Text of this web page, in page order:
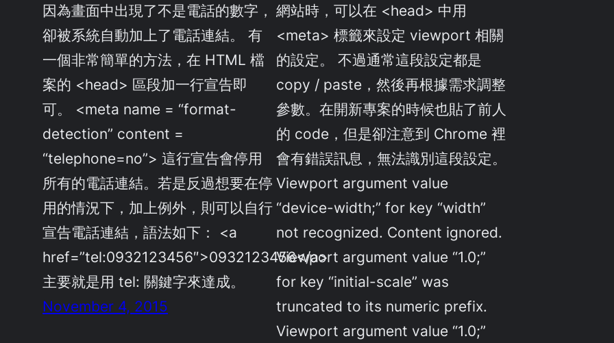
因為畫面中出現了不是電話的數字，
卻被系統自動加上了電話連結。 有
一個非常簡單的方法，在 HTML 檔
案的 <head> 區段加一行宣告即
可。 <meta name = “format-
detection” content =
“telephone=no”> 這行宣告會停用
所有的電話連結。若是反過想要在停
用的情況下，加上例外，則可以自行
宣告電話連結，語法如下： <a
href=”tel:0932123456″>0932123456</a>
主要就是用 tel: 關鍵字來達成。
November 4, 2015
網站時，可以在 <head> 中用
<meta> 標籤來設定 viewport 相關
的設定。 不過通常這段設定都是
copy / paste，然後再根據需求調整
參數。在開新專案的時候也貼了前人
的 code，但是卻注意到 Chrome 裡
會有錯誤訊息，無法識別這段設定。
Viewport argument value
“device-width;” for key “width”
not recognized. Content ignored.
Viewport argument value “1.0;”
for key “initial-scale” was
truncated to its numeric prefix.
Viewport argument value “1.0;”